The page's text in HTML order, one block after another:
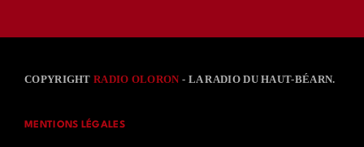
COPYRIGHTRADIO OLORON - LA RADIO DU HAUT-BÉARN.
MENTIONS LÉGALES